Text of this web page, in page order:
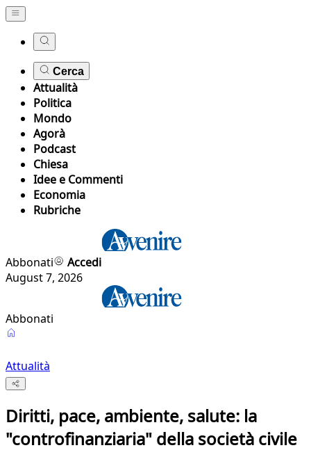
Cerca
Attualità
Politica
Mondo
Agorà
Podcast
Chiesa
Idee e Commenti
Economia
Rubriche
Abbonati
Accedi
August 7, 2026
Abbonati
Attualità
Diritti, pace, ambiente, salute: la
"controfinanziaria" della società civile